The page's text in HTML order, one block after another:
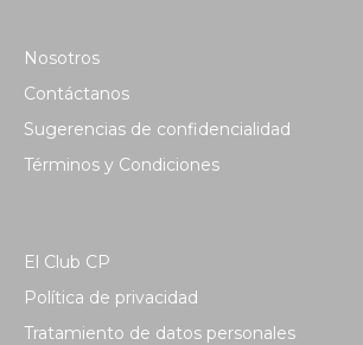
Nosotros
Contáctanos
Sugerencias de confidencialidad
Términos y Condiciones
El Club CP
Política de privacidad
Tratamiento de datos personales